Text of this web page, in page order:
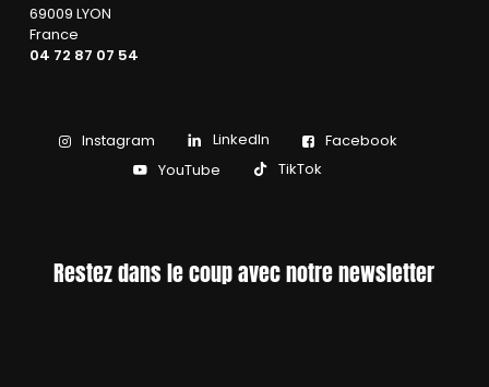
69009 LYON
France
04 72 87 07 54
Instagram LinkedIn
Facebook
YouTube
TikTok
Restez dans le coup avec notre newsletter